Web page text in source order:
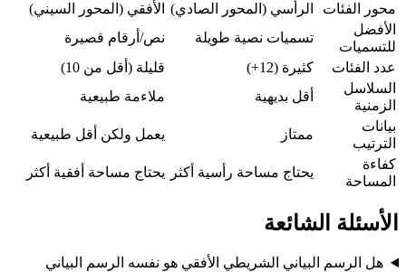
محور الفئات
الرأسي (المحور الصادي)
الأفقي (المحور السيني)
الأفضل
للتسميات
تسميات نصية طويلة
نص/أرقام قصيرة
عدد الفئات
كثيرة (12+)
قليلة (أقل من 10)
السلاسل
الزمنية
أقل بديهية
ملاءمة طبيعية
بيانات
الترتيب
ممتاز
يعمل ولكن أقل طبيعية
كفاءة
المساحة
يحتاج مساحة رأسية أكثر يحتاج مساحة أفقية أكثر
الأسئلة الشائعة
هل الرسم البياني الشريطي الأفقي هو نفسه الرسم البياني